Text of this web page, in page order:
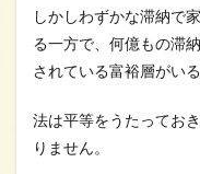
しかしわずかな滞納で
る一方で、何億もの滞
されている富裕層がい
法は平等をうたってお
りません。